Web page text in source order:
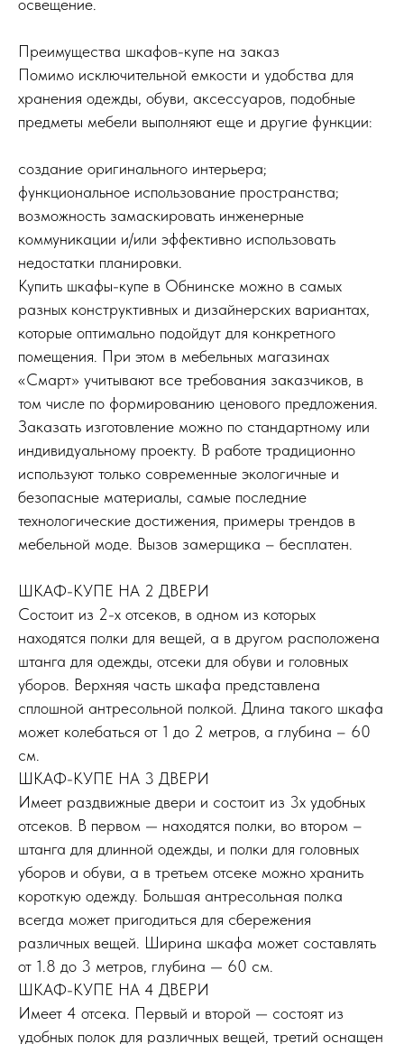
освещение.
Преимущества шкафов-купе на заказ
Помимо исключительной емкости и удобства для
хранения одежды, обуви, аксессуаров, подобные
предметы мебели выполняют еще и другие функции:
создание оригинального интерьера;
функциональное использование пространства;
возможность замаскировать инженерные
коммуникации и/или эффективно использовать
недостатки планировки.
Купить шкафы-купе в Обнинске можно в самых
разных конструктивных и дизайнерских вариантах,
которые оптимально подойдут для конкретного
помещения. При этом в мебельных магазинах
«Смарт» учитывают все требования заказчиков, в
том числе по формированию ценового предложения.
Заказать изготовление можно по стандартному или
индивидуальному проекту. В работе традиционно
используют только современные экологичные и
безопасные материалы, самые последние
технологические достижения, примеры трендов в
мебельной моде. Вызов замерщика – бесплатен.
ШКАФ-КУПЕ НА 2 ДВЕРИ
Cостоит из 2-х отсеков, в одном из которых
находятся полки для вещей, а в другом расположена
штанга для одежды, отсеки для обуви и головных
уборов. Верхняя часть шкафа представлена
сплошной антресольной полкой. Длина такого шкафа
может колебаться от 1 до 2 метров, а глубина – 60
см.
ШКАФ-КУПЕ НА 3 ДВЕРИ
Имеет раздвижные двери и состоит из 3х удобных
отсеков. В первом — находятся полки, во втором –
штанга для длинной одежды, и полки для головных
уборов и обуви, а в третьем отсеке можно хранить
короткую одежду. Большая антресольная полка
всегда может пригодиться для сбережения
различных вещей. Ширина шкафа может составлять
от 1.8 до 3 метров, глубина — 60 см.
ШКАФ-КУПЕ НА 4 ДВЕРИ
Имеет 4 отсека. Первый и второй — состоят из
удобных полок для различных вещей, третий оснащен